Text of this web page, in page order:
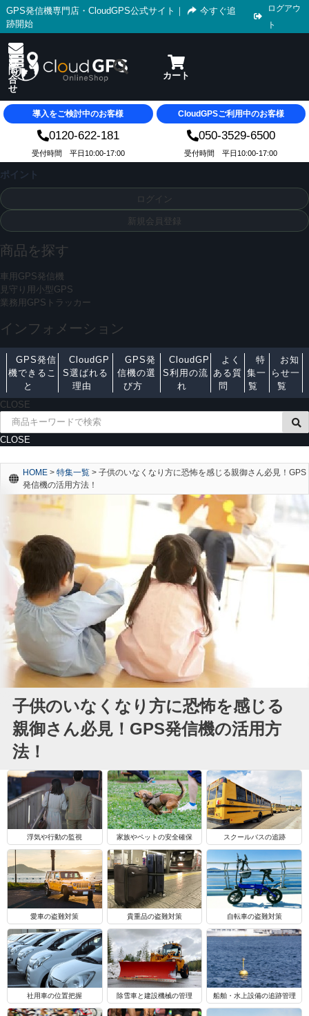
GPS発信機専門店・CloudGPS公式サイト ｜
今すぐ追
跡開始
ログアウ
ト
導入をご検討中のお客様 CloudGPSご利用中のお客様
0120-622-181 050-3529-6500
受付時間 平日10:00-17:00 受付時間 平日10:00-17:00
ポイント
ログイン
新規会員登録
商品を探す
車用GPS発信機
見守り用小型GPS
業務用GPSトラッカー
インフォメーション
GPS発信
機できるこ
と
CloudGP
S選ばれる
理由
GPS発
信機の選
び方
CloudGP
S利用の流
れ
よく
ある質
問
特
集一
覧
お知
らせ一
覧
CLOSE
CLOSE
HOME > 特集一覧 > 子供のいなくなり方に恐怖を感じる親御さん必見！GPS
発信機の活用方法！
子供のいなくなり方に恐怖を感じる
親御さん必見！GPS発信機の活用方
法！
浮気や行動の監視 家族やペットの安全確保 スクールバスの追跡
愛車の盗難対策 貴重品の盗難対策 自転車の盗難対策
社用車の位置把握 除雪車と建設機械の管理 船舶・水上設備の追跡管理